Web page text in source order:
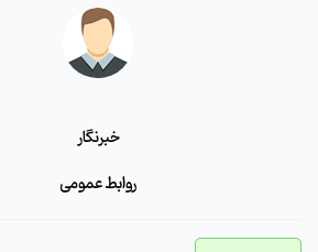
خبرنگار
روابط عمومی